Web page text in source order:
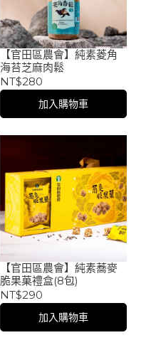
【官田區農會】純素菱角
海苔芝麻肉鬆
NT$280
加入購物車
【官田區農會】純素蕎麥
脆果菓禮盒(8包)
NT$290
加入購物車